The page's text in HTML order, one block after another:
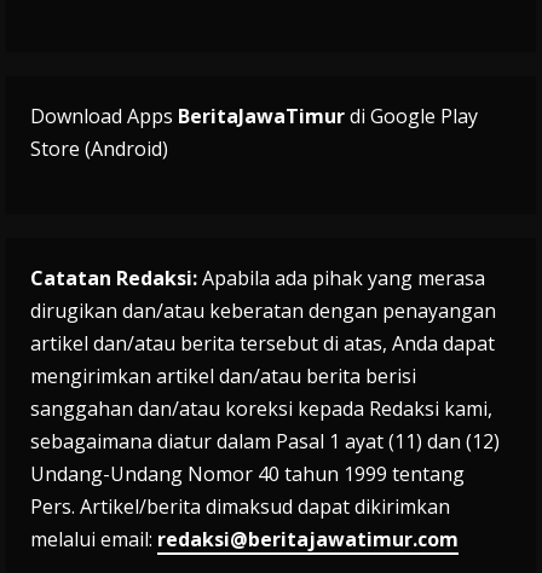
Download Apps BeritaJawaTimurdi Google Play
Store (Android)
Catatan Redaksi:Apabila ada pihak yang merasa
dirugikan dan/atau keberatan dengan penayangan
artikel dan/atau berita tersebut di atas, Anda dapat
mengirimkan artikel dan/atau berita berisi
sanggahan dan/atau koreksi kepada Redaksi kami,
sebagaimana diatur dalam Pasal 1 ayat (11) dan (12)
Undang-Undang Nomor 40 tahun 1999 tentang
Pers. Artikel/berita dimaksud dapat dikirimkan
melalui email: redaksi@beritajawatimur.com